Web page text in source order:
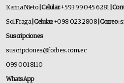
Karina Nieto | Celular:+593 99 045 6281 |
Sol Fraga| Celular:+098 023 2808 | Correo:
Suscripciones
suscripciones@forbes.com.ec
099 001 8110
WhatsApp